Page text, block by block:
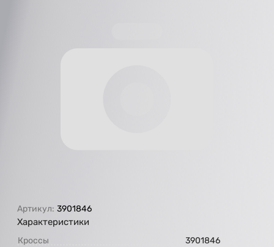
Артикул: 3901846
Характеристики
Кроссы
3901846